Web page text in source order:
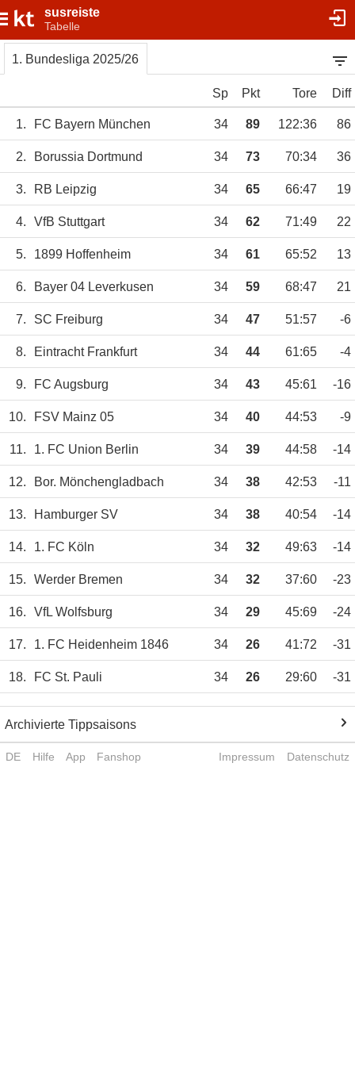
susreiste
Tabelle
1. Bundesliga 2025/26
Sp Pkt Tore Diff
1. FC Bayern München 34 89 122:36 86
2. Borussia Dortmund 34 73 70:34 36
3. RB Leipzig 34 65 66:47 19
4. VfB Stuttgart 34 62 71:49 22
5. 1899 Hoffenheim 34 61 65:52 13
6. Bayer 04 Leverkusen 34 59 68:47 21
7. SC Freiburg 34 47 51:57 -6
8. Eintracht Frankfurt 34 44 61:65 -4
9. FC Augsburg 34 43 45:61 -16
10. FSV Mainz 05 34 40 44:53 -9
11. 1. FC Union Berlin 34 39 44:58 -14
12. Bor. Mönchengladbach 34 38 42:53 -11
13. Hamburger SV 34 38 40:54 -14
14. 1. FC Köln 34 32 49:63 -14
15. Werder Bremen 34 32 37:60 -23
16. VfL Wolfsburg 34 29 45:69 -24
17. 1. FC Heidenheim 1846 34 26 41:72 -31
18. FC St. Pauli 34 26 29:60 -31
Archivierte Tippsaisons
DE Hilfe App Fanshop Impressum Datenschutz